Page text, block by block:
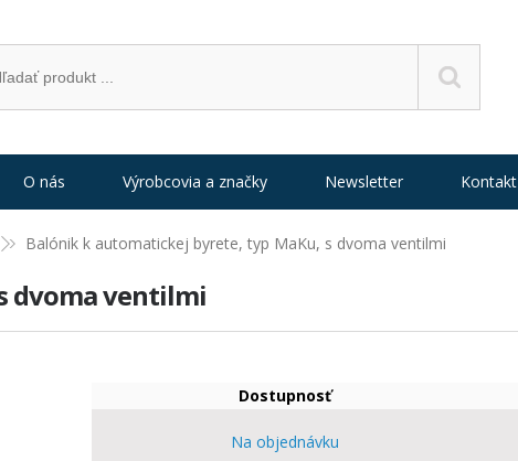
Balónik k automatickej byrete, typ MaKu, s dvoma ventilmi
dvoma ventilmi
Dostupnosť
Na objednávku
O nás Výrobcovia a značky Newsletter Kontakt